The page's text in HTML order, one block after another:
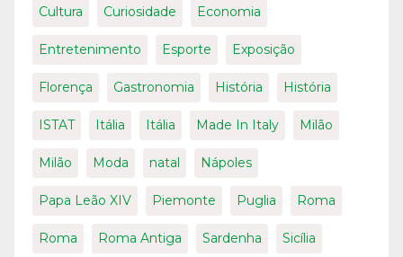
Cultura Curiosidade Economia
Entretenimento Esporte Exposição
Florença Gastronomia História História
ISTAT Itália Itália Made In Italy Milão
Milão Moda natal Nápoles
Papa Leão XIV Piemonte Puglia Roma
Roma Roma Antiga Sardenha Sicília